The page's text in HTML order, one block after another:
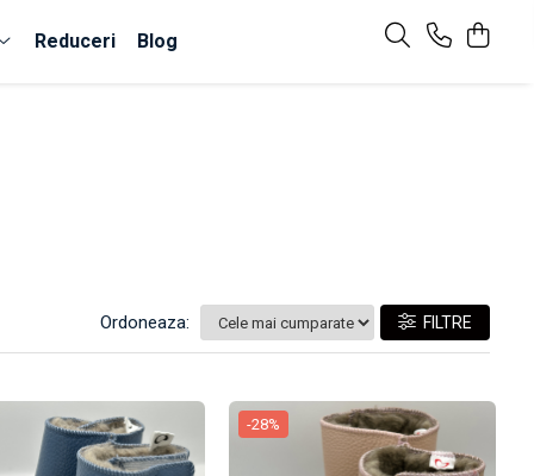
Reduceri Blog
FILTRE
Ordoneaza:
-28%